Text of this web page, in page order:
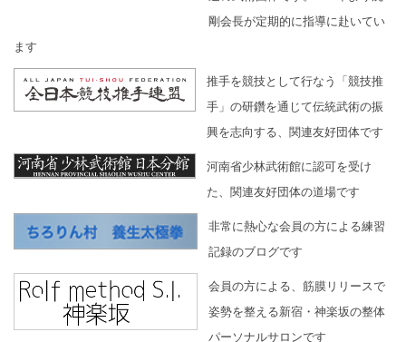
剛会長が定期的に指導に赴いてい
ます
推手を競技として行なう「競技推
手」の研鑽を通じて伝統武術の振
興を志向する、関連友好団体です
河南省少林武術館に認可を受け
た、関連友好団体の道場です
非常に熱心な会員の方による練習
記録のブログです
会員の方による、筋膜リリースで
姿勢を整える新宿・神楽坂の整体
パーソナルサロンです